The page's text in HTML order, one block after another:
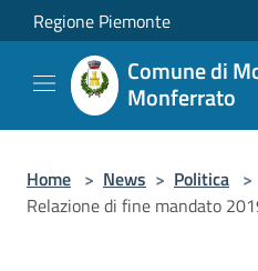
Salta al contenuto principale
Regione Piemonte
Comune di
Monferrato
Home > News > Politica >
Relazione di fine mandato